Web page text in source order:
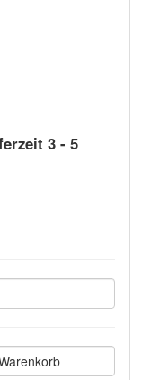
3 - 5